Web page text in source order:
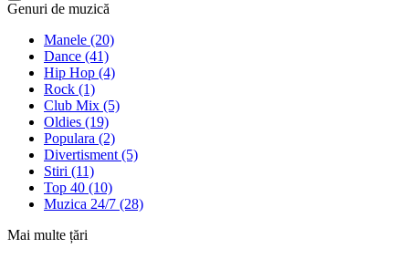
Genuri de muzică
Manele (20)
Dance (41)
Hip Hop (4)
Rock (1)
Club Mix (5)
Oldies (19)
Populara (2)
Divertisment (5)
Stiri (11)
Top 40 (10)
Muzica 24/7 (28)
Mai multe țări